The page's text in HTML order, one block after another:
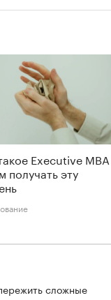
Executive
получать эту
сложные